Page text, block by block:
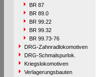
BR 87
BR 89.0
BR 99.22
BR 99.32
BR 99.73-76
DRG-Zahnradlokomotiven
DRG-Schmalspurlok.
Kriegslokomotiven
Verlagerungsbauten